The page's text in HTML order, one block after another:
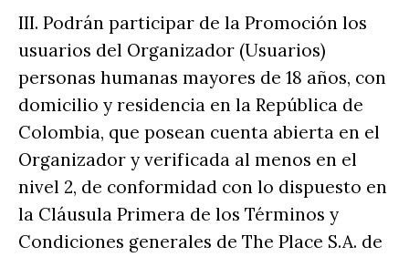
III. Podrán participar de la Promoción los
usuarios del Organizador (Usuarios)
personas humanas mayores de 18 años, con
domicilio y residencia en la República de
Colombia, que posean cuenta abierta en el
Organizador y verificada al menos en el
nivel 2, de conformidad con lo dispuesto en
la Cláusula Primera de los Términos y
Condiciones generales de The Place S.A. de